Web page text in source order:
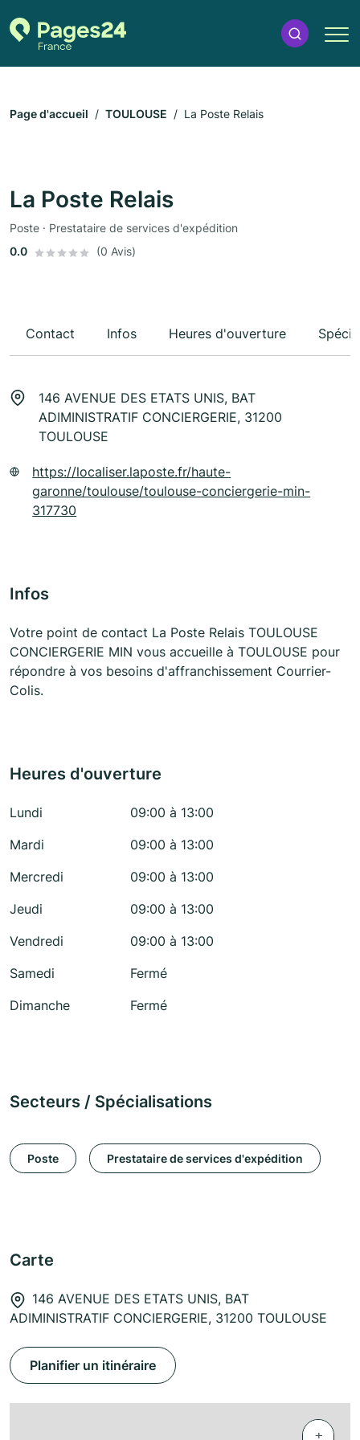
Page d'accueil TOULOUSE La Poste Relais
La Poste Relais
Poste · Prestataire de services d'expédition
0.0
(0 Avis)
Contact Infos Heures d'ouverture
146 AVENUE DES ETATS UNIS, BAT
ADIMINISTRATIF CONCIERGERIE, 31200
TOULOUSE
https://localiser.laposte.fr/haute-
garonne/toulouse/toulouse-conciergerie-min-
317730
Infos
Votre point de contact La Poste Relais TOULOUSE
CONCIERGERIE MIN vous accueille à TOULOUSE pour
répondre à vos besoins d'affranchissement Courrier-
Colis.
Heures d'ouverture
Lundi
09:00 à 13:00
Mardi
09:00 à 13:00
Mercredi
09:00 à 13:00
Jeudi
09:00 à 13:00
Vendredi
09:00 à 13:00
Samedi
Fermé
Dimanche
Fermé
Secteurs / Spécialisations
Poste Prestataire de services d'expédition
Carte
146 AVENUE DES ETATS UNIS, BAT
ADIMINISTRATIF CONCIERGERIE, 31200 TOULOUSE
Planifier un itinéraire
+